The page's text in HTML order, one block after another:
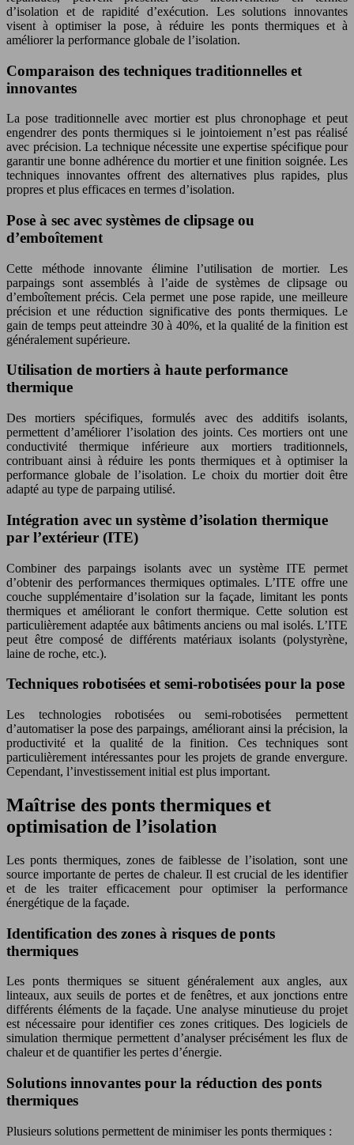
d’isolation et de rapidité d’exécution. Les solutions innovantes
visent à optimiser la pose, à réduire les ponts thermiques et à
améliorer la performance globale de l’isolation.
Comparaison des techniques traditionnelles et
innovantes
La pose traditionnelle avec mortier est plus chronophage et peut
engendrer des ponts thermiques si le jointoiement n’est pas réalisé
avec précision. La technique nécessite une expertise spécifique pour
garantir une bonne adhérence du mortier et une finition soignée. Les
techniques innovantes offrent des alternatives plus rapides, plus
propres et plus efficaces en termes d’isolation.
Pose à sec avec systèmes de clipsage ou
d’emboîtement
Cette méthode innovante élimine l’utilisation de mortier. Les
parpaings sont assemblés à l’aide de systèmes de clipsage ou
d’emboîtement précis. Cela permet une pose rapide, une meilleure
précision et une réduction significative des ponts thermiques. Le
gain de temps peut atteindre 30 à 40%, et la qualité de la finition est
généralement supérieure.
Utilisation de mortiers à haute performance
thermique
Des mortiers spécifiques, formulés avec des additifs isolants,
permettent d’améliorer l’isolation des joints. Ces mortiers ont une
conductivité thermique inférieure aux mortiers traditionnels,
contribuant ainsi à réduire les ponts thermiques et à optimiser la
performance globale de l’isolation. Le choix du mortier doit être
adapté au type de parpaing utilisé.
Intégration avec un système d’isolation thermique
par l’extérieur (ITE)
Combiner des parpaings isolants avec un système ITE permet
d’obtenir des performances thermiques optimales. L’ITE offre une
couche supplémentaire d’isolation sur la façade, limitant les ponts
thermiques et améliorant le confort thermique. Cette solution est
particulièrement adaptée aux bâtiments anciens ou mal isolés. L’ITE
peut être composé de différents matériaux isolants (polystyrène,
laine de roche, etc.).
Techniques robotisées et semi-robotisées pour la pose
Les technologies robotisées ou semi-robotisées permettent
d’automatiser la pose des parpaings, améliorant ainsi la précision, la
productivité et la qualité de la finition. Ces techniques sont
particulièrement intéressantes pour les projets de grande envergure.
Cependant, l’investissement initial est plus important.
Maîtrise des ponts thermiques et
optimisation de l’isolation
Les ponts thermiques, zones de faiblesse de l’isolation, sont une
source importante de pertes de chaleur. Il est crucial de les identifier
et de les traiter efficacement pour optimiser la performance
énergétique de la façade.
Identification des zones à risques de ponts
thermiques
Les ponts thermiques se situent généralement aux angles, aux
linteaux, aux seuils de portes et de fenêtres, et aux jonctions entre
différents éléments de la façade. Une analyse minutieuse du projet
est nécessaire pour identifier ces zones critiques. Des logiciels de
simulation thermique permettent d’analyser précisément les flux de
chaleur et de quantifier les pertes d’énergie.
Solutions innovantes pour la réduction des ponts
thermiques
Plusieurs solutions permettent de minimiser les ponts thermiques :